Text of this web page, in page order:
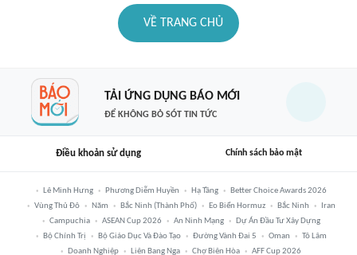
VỀ TRANG CHỦ
TẢI ỨNG DỤNG BÁO MỚI
ĐỂ KHÔNG BỎ SÓT TIN TỨC
Điều khoản sử dụng Chính sách bảo mật
Lê Minh Hưng Phương Diễm Huyền Hạ Tầng
Better Choice Awards 2026
Vùng Thủ Đô
Năm Bắc Ninh (thành Phố) Eo Biển Hormuz Bắc Ninh
Iran
Campuchia
ASEAN Cup 2026 An Ninh Mạng
Dự Án Đầu Tư Xây Dựng
Bộ Chính Trị
Bộ Giáo Dục Và Đào Tạo Đường Vành Đai 5 Oman
Tô Lâm
Doanh Nghiệp
Liên Bang Nga Chợ Biên Hòa AFF Cup 2026